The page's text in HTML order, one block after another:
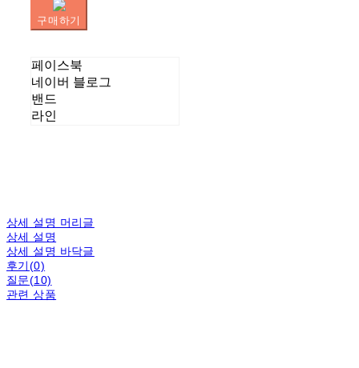
구매하기
페이스북
네이버 블로그
밴드
라인
상세 설명 머리글
상세 설명
상세 설명 바닥글
후기(0)
질문(10)
관련 상품